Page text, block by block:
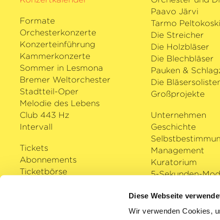
Diese Webseite
Wir verwenden Cookies,
gebürtige Argentinierin vielfach
mit dem Herbert-von-Karajan-Preis
Osterfestspielen oder dem Opus
›Instrumentalistin des Jahres‹. Zu
erhielt Sol Gabetta den angesehenen
Kulturpreis.
Formate
Orchesterkonzerte
Konzerteinführung
Kammerkonzerte
Sommer in Lesmona
Bremer Weltorchester
Stadtteil-Oper
Melodie des Lebens
Club 443 Hz
Intervall
Tickets
Abonnements
Ticketbörse
Paavo Järvi
Tarmo Peltokoski
Die Streicher
Die Holzbläser
Die Blechbläser
Pauken &
Die
Großprojekte
Unternehmen
Geschichte
Management
Kuratorium
5-Sekunden-
Karriere